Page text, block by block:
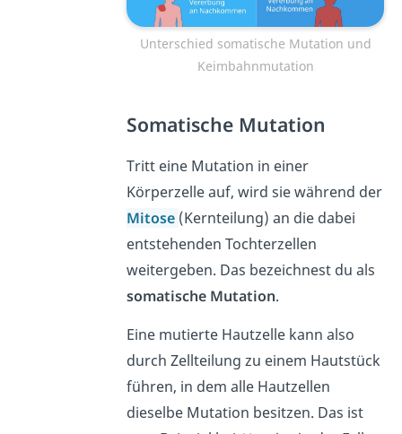
Unterschied somatische Mutation und
Keimbahnmutation
Somatische Mutation
Tritt eine Mutation in einer
Körperzelle auf, wird sie während der
Mitose (Kernteilung) an die dabei
entstehenden Tochterzellen
weitergeben. Das bezeichnest du als
somatische Mutation.
Eine mutierte Hautzelle kann also
durch Zellteilung zu einem Hautstück
führen, in dem alle Hautzellen
dieselbe Mutation besitzen. Das ist